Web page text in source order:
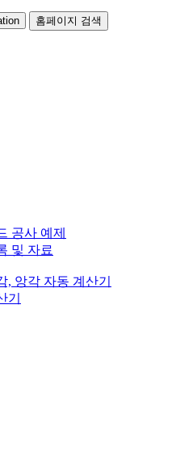
홈페이지 검색
공사 예제
및 자료
, 앙각 자동 계산기
기